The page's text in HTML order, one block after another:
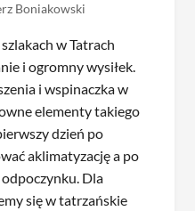
Boniakowski
w Tatrach
i ogromny wysiłek.
i wspinaczka w
elementy takiego
dzień po
aklimatyzację a po
Dla
się w tatrzańskie